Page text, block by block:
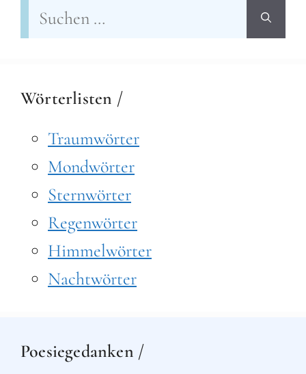
Suchen
nach:
Wörterlisten /
Traumwörter
Mondwörter
Sternwörter
Regenwörter
Himmelwörter
Nachtwörter
Poesiegedanken /